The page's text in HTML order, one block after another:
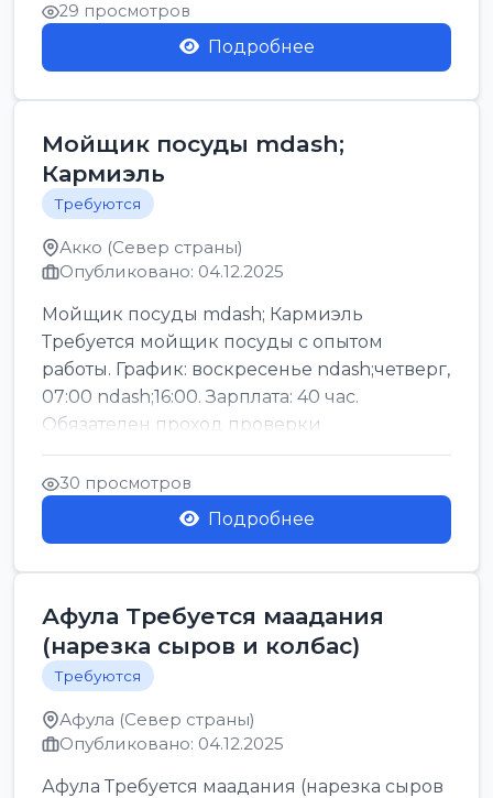
29 просмотров
Подробнее
Мойщик посуды mdash;
Кармиэль
Требуются
Акко (Север страны)
Опубликовано: 04.12.2025
Мойщик посуды mdash; Кармиэль
Требуется мойщик посуды с опытом
работы. График: воскресенье ndash;четверг,
07:00 ndash;16:00. Зарплата: 40 час.
Обязателен проход проверки
безопасности. Подходящие район...
30 просмотров
Подробнее
Афула Требуется маадания
(нарезка сыров и колбас)
Требуются
Афула (Север страны)
Опубликовано: 04.12.2025
Афула Требуется маадания (нарезка сыров